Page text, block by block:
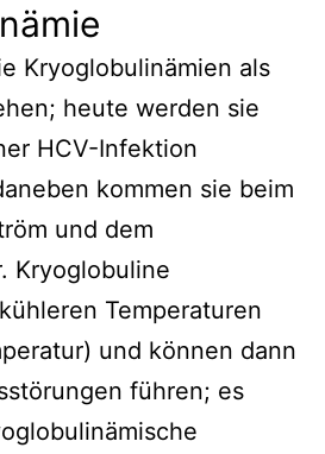
Kryoglobulinämien als
heute werden sie
HCV-Infektion
kommen sie beim
und dem
Kryoglobuline
Temperaturen
und können dann
führen; es